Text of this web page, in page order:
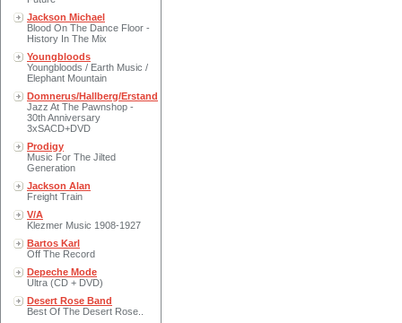
Jackson Michael
Blood On The Dance Floor -
History In The Mix
Youngbloods
Youngbloods / Earth Music /
Elephant Mountain
Domnerus/Hallberg/Erstand
Jazz At The Pawnshop -
30th Anniversary
3xSACD+DVD
Prodigy
Music For The Jilted
Generation
Jackson Alan
Freight Train
V/A
Klezmer Music 1908-1927
Bartos Karl
Off The Record
Depeche Mode
Ultra (CD + DVD)
Desert Rose Band
Best Of The Desert Rose..